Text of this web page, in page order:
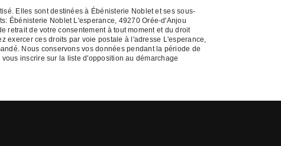
Elles sont destinées à Ébénisterie Noblet et ses sous-
Ébénisterie Noblet L'esperance, 49270 Orée-d'Anjou
retrait de votre consentement à tout moment et du droit
exercer ces droits par voie postale à l'adresse L'esperance,
Nous conservons vos données pendant la période de
inscrire sur la liste d'opposition au démarchage